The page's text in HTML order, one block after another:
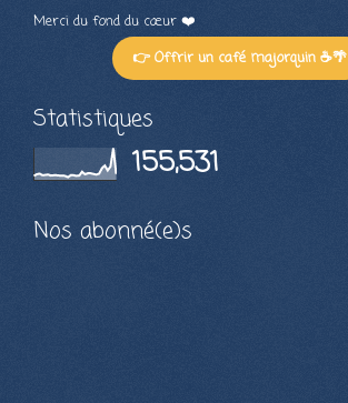
Merci du fond du cœur ❤️
👉 Offrir un café majorquin ☕🌴
Statistiques
155,531
Nos abonné(e)s